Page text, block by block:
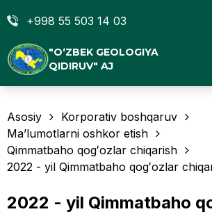
+998 55 503 14 03
"O‘ZBEK GEOLOGIYA
QIDIRUV" AJ
Asosiy
Korporativ boshqaruv
Ma’lumotlarni oshkor etish
Qimmatbaho qogʻozlar chiqarish
2022 - yil Qimmatbaho qogʻozlar
2022 - yil Qimmatbaho